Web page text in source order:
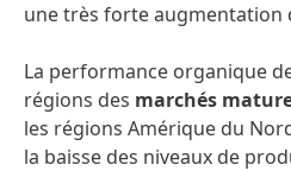
une très forte augmentation
La performance organique
régions des marchés
les régions Amérique du
la baisse des niveaux de